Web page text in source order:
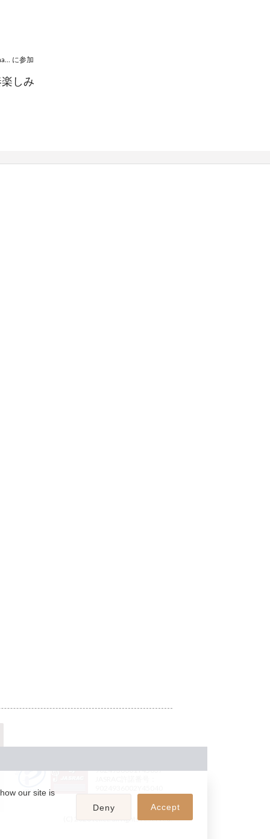
1st Concert《Promenade》 に参加
しみ
9024936001Y45037
(C) 2026 teket. all rights reserved.
our site is
Deny
Accept